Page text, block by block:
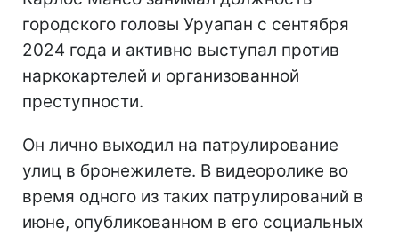
городского головы Уруапан с сентября
2024 года и активно выступал против
наркокартелей и организованной
преступности.
Он лично выходил на патрулирование
улиц в бронежилете. В видеоролике во
время одного из таких патрулирований в
июне, опубликованном в его социальных